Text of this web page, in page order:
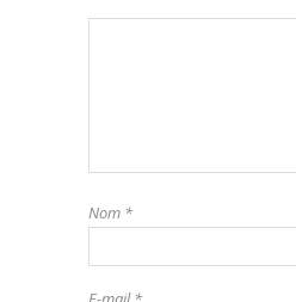
Nom *